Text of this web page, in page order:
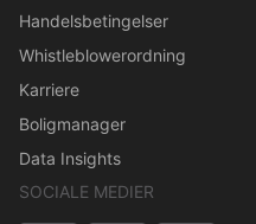
Handelsbetingelser
Whistleblowerordning
Karriere
Boligmanager
Data Insights
SOCIALE MEDIER